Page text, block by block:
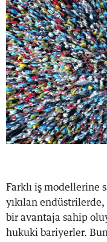
Farklı iş modellerine
yıkılan
bir avantaja sahip
hukuki bariyerler.